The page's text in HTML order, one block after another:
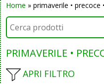
Home » primaverile • precoce
PRIMAVERILE •
APRI FILTRO